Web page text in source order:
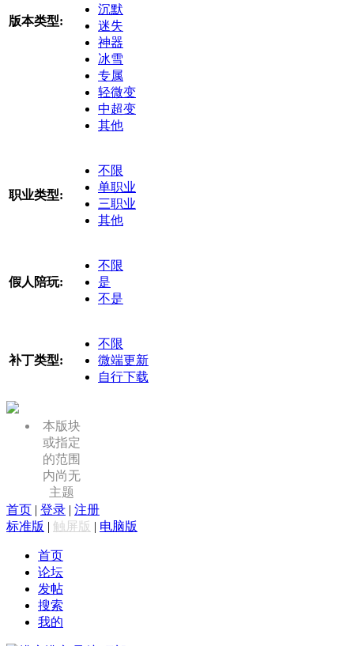
版本类型:
沉默
迷失
神器
冰雪
专属
轻微变
中超变
其他
职业类型:
不限
单职业
三职业
其他
假人陪玩:
不限
是
不是
补丁类型:
不限
微端更新
自行下载
本版块
或指定
的范围
内尚无
主题
首页 | 登录 | 注册
标准版 | 触屏版 | 电脑版
首页
论坛
发帖
搜索
我的